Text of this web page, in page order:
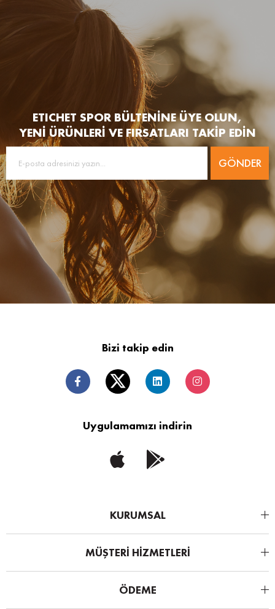
ETICHET SPOR BÜLTENİNE ÜYE OLUN,
YENİ ÜRÜNLERİ VE FIRSATLARI TAKİP EDİN
GÖNDER
Bizi takip edin
Uygulamamızı indirin
KURUMSAL
MÜŞTERİ HİZMETLERİ
ÖDEME